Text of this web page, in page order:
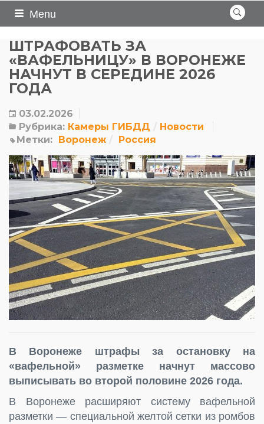
Menu
ШТРАФОВАТЬ ЗА
«ВАФЕЛЬНИЦУ» В ВОРОНЕЖЕ
НАЧНУТ В СЕРЕДИНЕ 2026
ГОДА
03.02.2026
Рубрика: Камеры ГИБДД
Новости
Метки: Воронеж Россия
В Воронеже штрафы за остановку на
«вафельной» разметке начнут массово
выписывать во второй половине 2026 года.
В Воронеже расширяют систему вафельной
разметки — специальной желтой сетки из ромбов